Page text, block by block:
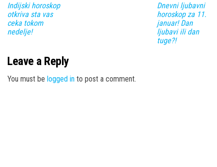
Indijski horoskop
otkriva sta vas
ceka tokom
nedelje!
Dnevni ljubavni
horoskop za 11.
januar! Dan
ljubavi ili dan
tuge?!
Leave a Reply
You must be logged in to post a comment.